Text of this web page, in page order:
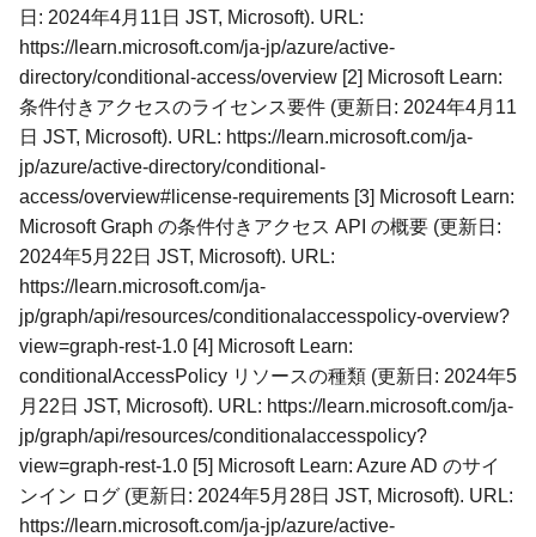
日: 2024年4月11日 JST, Microsoft). URL:
https://learn.microsoft.com/ja-jp/azure/active-
directory/conditional-access/overview [2] Microsoft Learn:
条件付きアクセスのライセンス要件 (更新日: 2024年4月11
日 JST, Microsoft). URL: https://learn.microsoft.com/ja-
jp/azure/active-directory/conditional-
access/overview#license-requirements [3] Microsoft Learn:
Microsoft Graph の条件付きアクセス API の概要 (更新日:
2024年5月22日 JST, Microsoft). URL:
https://learn.microsoft.com/ja-
jp/graph/api/resources/conditionalaccesspolicy-overview?
view=graph-rest-1.0 [4] Microsoft Learn:
conditionalAccessPolicy リソースの種類 (更新日: 2024年5
月22日 JST, Microsoft). URL: https://learn.microsoft.com/ja-
jp/graph/api/resources/conditionalaccesspolicy?
view=graph-rest-1.0 [5] Microsoft Learn: Azure AD のサイ
ンイン ログ (更新日: 2024年5月28日 JST, Microsoft). URL:
https://learn.microsoft.com/ja-jp/azure/active-